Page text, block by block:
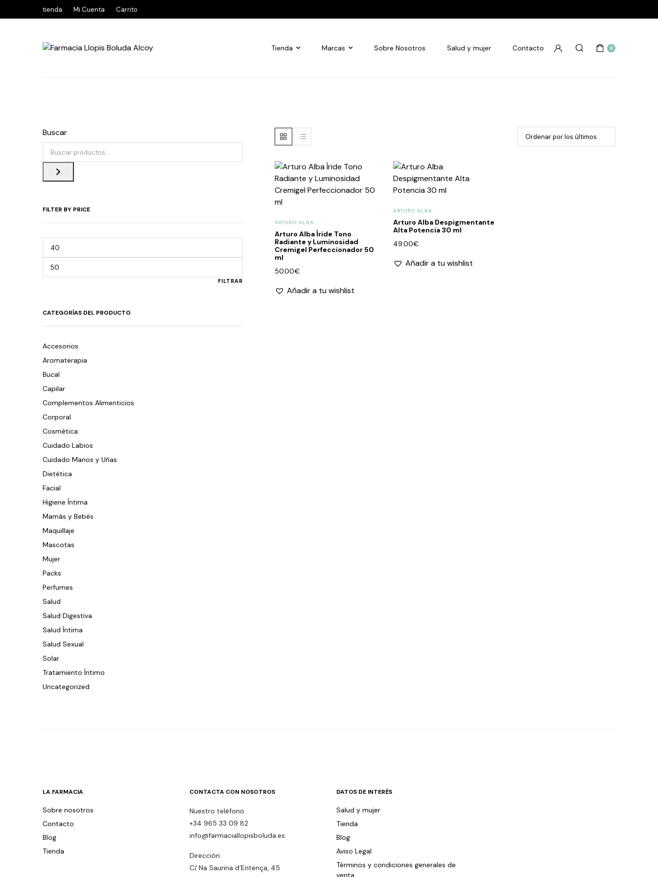
tienda Mi Cuenta Carrito
Tienda Marcas Sobre Nosotros Salud y mujer Contacto 0
Buscar
FILTER BY PRICE
mínimo
máximo
FILTRAR
CATEGORÍAS DEL PRODUCTO
Accesorios
Aromaterapia
Bucal
Capilar
Complementos Alimenticios
Corporal
Cosmética
Cuidado Labios
Cuidado Manos y Uñas
Dietética
Facial
Higiene Íntima
Mamás y Bebés
Maquillaje
Mascotas
Mujer
Packs
Perfumes
Salud
Salud Digestiva
Salud Íntima
Salud Sexual
Solar
Tratamiento Íntimo
Uncategorized
ARTURO ALBA
Arturo Alba Íride Tono
Radiante y Luminosidad
Cremigel Perfeccionador 50
ml
50.00€
Añadir a tu wishlist
ARTURO ALBA
Arturo Alba Despigmentante
Alta Potencia 30 ml
49.00€
Añadir a tu wishlist
LA FARMACIA
Sobre nosotros
Contacto
Blog
Tienda
CONTACTA CON NOSOTROS
Nuestro teléfono
+34 965 33 09 82
info@farmaciallopisboluda.es
Dirección:
C/ Na Saurina d’Entença, 45
DATOS DE INTERÉS
Salud y mujer
Tienda
Blog
Aviso Legal
Términos y condiciones generales de
venta